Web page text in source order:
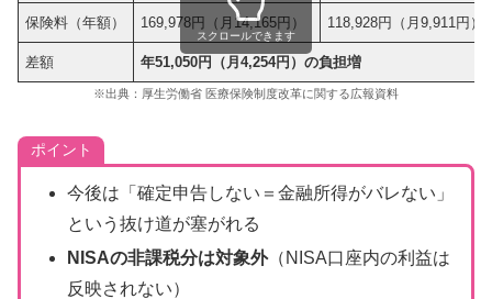
保険料（年額） 169,978円（月14,165円） 118,928円（月9,911円）
差額 年51,050円（月4,254円）の負担増
スクロールできます
※出典：厚生労働省 医療保険制度改革に関する広報資料
ポイント
今後は「確定申告しない＝金融所得がバレない」
という抜け道が塞がれる
NISAの非課税分は対象外（NISA口座内の利益は
反映されない）